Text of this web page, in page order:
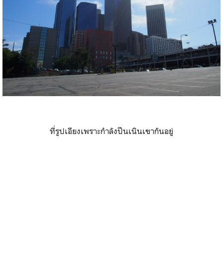
ที่รูปเอียงเพราะกำลังปีนเนินเขากันอยู่